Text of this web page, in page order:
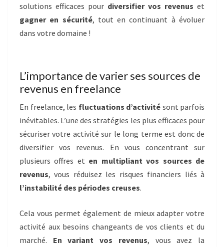
solutions efficaces pour diversifier vos revenus et
gagner en sécurité, tout en continuant à évoluer
dans votre domaine !
L’importance de varier ses sources de
revenus en freelance
En freelance, les fluctuations d’activité sont parfois
inévitables. L’une des stratégies les plus efficaces pour
sécuriser votre activité sur le long terme est donc de
diversifier vos revenus. En vous concentrant sur
plusieurs offres et en multipliant vos sources de
revenus, vous réduisez les risques financiers liés à
l’instabilité des périodes creuses.
Cela vous permet également de mieux adapter votre
activité aux besoins changeants de vos clients et du
marché. En variant vos revenus, vous avez la